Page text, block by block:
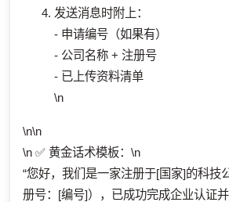
发送消息时附上：
- 申请编号（如果有）
- 公司名称 + 注册号
- 已上传资料清单
\n
\n\n
\n ✅ 黄金话术模板：\n
“您好，我们是一家注册于[国家]的科技
册号：[编号]），已成功完成企业认证